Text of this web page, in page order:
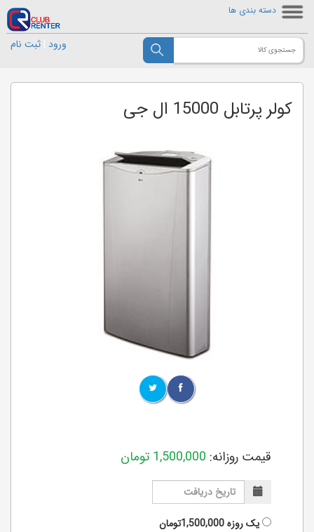
دسته بندی ها
ورود ثبت نام
کولر پرتابل 15000 ال جی
قیمت روزانه: 1,500,000 تومان
یک روزه1,500,000تومان